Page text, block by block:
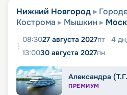
Нижний Новгород
Кострома
Мышкин
08:3027 августа 2027пт 4 дн
13:0030 августа 2027пн
Александра
ПРЕМИУМ